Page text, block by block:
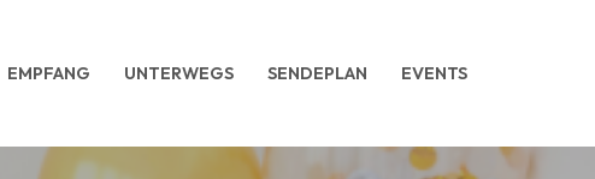
EMPFANG UNTERWEGS SENDEPLAN EVENTS